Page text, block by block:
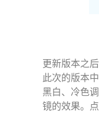
更新版本之
此次的版本
黑白、冷色
镜的效果。